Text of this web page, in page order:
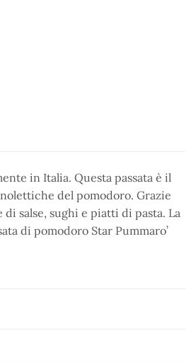
in Italia. Questa passata è il
del pomodoro. Grazie
salse, sughi e piatti di pasta. La
di pomodoro Star Pummaro’